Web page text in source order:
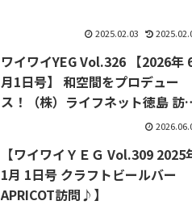
2025.02.03
ワイワイYEG Vol.326 【2026年
月1日号】 和空間をプロデュー
ス！（株）ライフネット徳島 訪
【ワイワイＹＥＧ Vol.309 2025
1月 1日号 クラフトビールバー
APRICOT訪問♪】